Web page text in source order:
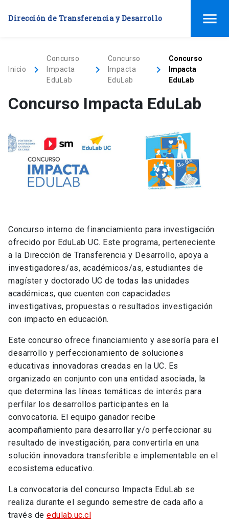
Dirección de Transferencia y Desarrollo menu
Inicio keyboard_arrow_right
Concurso
Impacta
EduLab
keyboard_arrow_right
Concurso
Impacta
EduLab
keyboard_arrow_right
Concurso
Impacta
EduLab
Concurso Impacta EduLab
Concurso interno de financiamiento para investigación
ofrecido por EduLab UC. Este programa, perteneciente
a la Dirección de Transferencia y Desarrollo, apoya a
investigadores/as, académicos/as, estudiantes de
magíster y doctorado UC de todas las unidades
académicas, que cuenten con capacidades
investigativas, propuestas o resultados investigación
con impacto en educación.
Este concurso ofrece financiamiento y asesoría para el
desarrollo y perfeccionamiento de soluciones
educativas innovadoras creadas en la UC. Es
organizado en conjunto con una entidad asociada, la
que determina las líneas temáticas de interés para
perfilar los desarrollos participantes en la
convocatoria. El equipo ganador recibe
acompañamiento para desarrollar y/o perfeccionar su
resultado de investigación, para convertirla en una
solución innovadora transferible e implementable en el
ecosistema educativo.
La convocatoria del concurso Impacta EduLab se
realiza durante el segundo semestre de cada año a
través de edulab.uc.cl